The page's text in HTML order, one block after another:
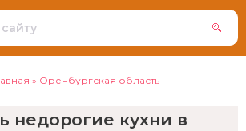
» Оренбургская область
недорогие кухни в